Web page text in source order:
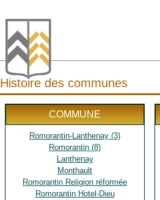
Histoire des communes
COMMUNE
Romorantin-Lanthenay (3)
Romorantin (8)
Lanthenay
Monthault
Romorantin Religion réformée
Romorantin Hotel-Dieu